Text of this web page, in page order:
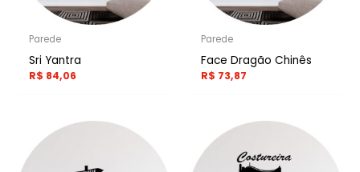
Parede
Sri Yantra
R$ 84,06
Parede
Face Dragão Chinês
R$ 73,87